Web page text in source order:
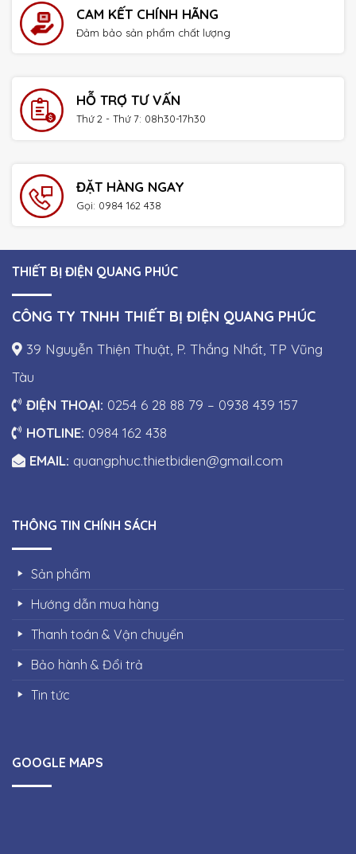
CAM KẾT CHÍNH HÃNG
Đảm bảo sản phẩm chất lượng
HỖ TRỢ TƯ VẤN
Thứ 2 - Thứ 7: 08h30-17h30
ĐẶT HÀNG NGAY
Gọi: 0984 162 438
THIẾT BỊ ĐIỆN QUANG PHÚC
CÔNG TY TNHH THIẾT BỊ ĐIỆN QUANG PHÚC
39 Nguyễn Thiện Thuật, P. Thắng Nhất, TP Vũng
Tàu
ĐIỆN THOẠI: 0254 6 28 88 79 – 0938 439 157
HOTLINE: 0984 162 438
EMAIL: quangphuc.thietbidien@gmail.com
THÔNG TIN CHÍNH SÁCH
Sản phẩm
Hướng dẫn mua hàng
Thanh toán & Vận chuyển
Bảo hành & Đổi trả
Tin tức
GOOGLE MAPS